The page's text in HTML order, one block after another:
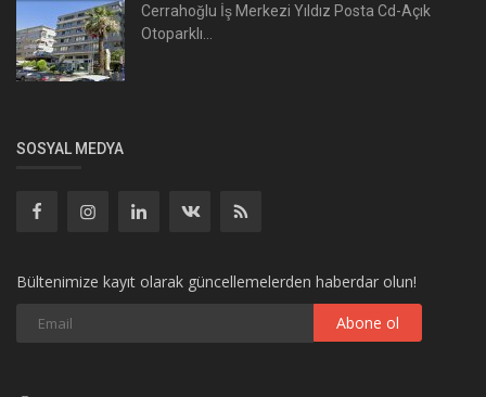
Cerrahoğlu İş Merkezi Yıldız Posta Cd-Açık
Otoparklı...
SOSYAL MEDYA
Bültenimize kayıt olarak güncellemelerden haberdar olun!
Abone ol